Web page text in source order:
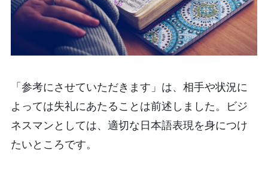
「参考にさせていただきます」は、相手や状況に
よっては失礼にあたることは前述しました。ビジ
ネスマンとしては、適切な日本語表現を身につけ
たいところです。